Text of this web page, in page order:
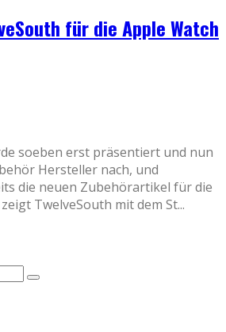
für die Apple Watch
soeben erst präsentiert und nun
Hersteller nach, und
die neuen Zubehörartikel für die
TwelveSouth mit dem St...